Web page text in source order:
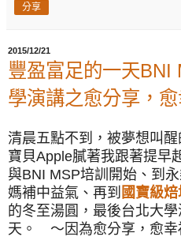
分享
2015/12/21
豐盈富足的一天BNI
學演講之愈分享，
清晨五點不到 ，被夢想叫
寶貝Apple膩著我跟著提早
與BNI MSP培訓開始、到
媽補中益氣、再到 國寶級
的冬至湯圓，最後台北大
天。 ～ 因為愈分享，愈幸